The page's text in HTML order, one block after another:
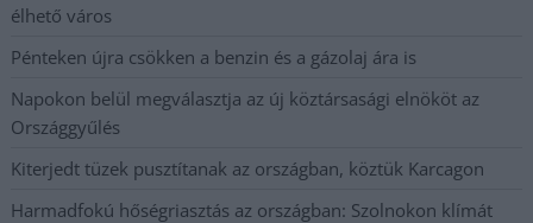
élhető város
Pénteken újra csökken a benzin és a gázolaj ára is
Napokon belül megválasztja az új köztársasági elnököt az
Országgyűlés
Kiterjedt tüzek pusztítanak az országban, köztük Karcagon
Harmadfokú hőségriasztás az országban: Szolnokon klímát